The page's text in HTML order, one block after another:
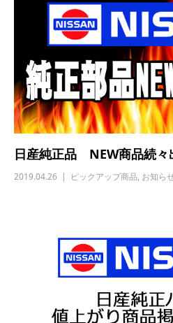
日産純正品 NEW商品続々
2019.04.26 ピックアップ商品, お知ら